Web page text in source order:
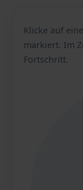
Klicke auf
markiert. Im
Fortschritt.